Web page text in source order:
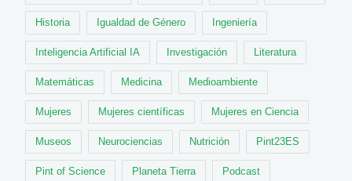
Historia Igualdad de Género Ingeniería
Inteligencia Artificial IA Investigación Literatura
Matemáticas Medicina Medioambiente
Mujeres Mujeres científicas Mujeres en Ciencia
Museos Neurociencias Nutrición Pint23ES
Pint of Science Planeta Tierra Podcast